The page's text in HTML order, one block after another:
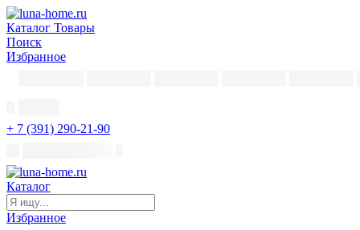
Каталог Товары
Поиск
Избранное
+ 7 (391) 290-21-90
Каталог
Избранное